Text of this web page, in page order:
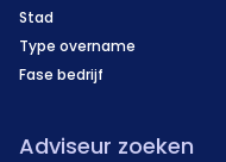
Stad
Type overname
Fase bedrijf
Adviseur zoeken